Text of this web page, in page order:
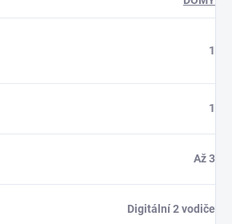
1
1
Až 3
Digitální 2 vodiče